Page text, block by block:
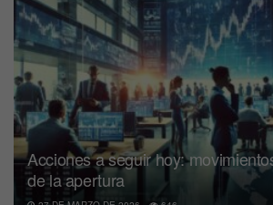
Acciones a seguir hoy:
de la apertura